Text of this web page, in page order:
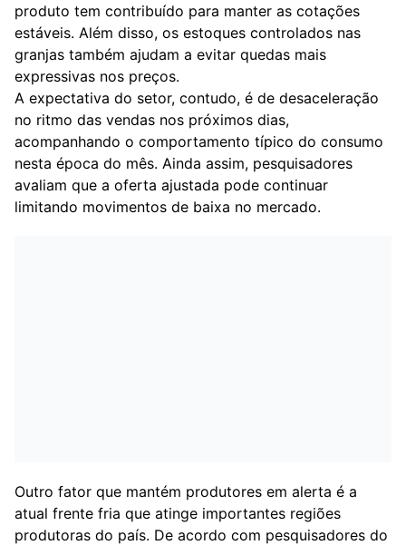
produto tem contribuído para manter as cotações
estáveis. Além disso, os estoques controlados nas
granjas também ajudam a evitar quedas mais
expressivas nos preços.
A expectativa do setor, contudo, é de desaceleração
no ritmo das vendas nos próximos dias,
acompanhando o comportamento típico do consumo
nesta época do mês. Ainda assim, pesquisadores
avaliam que a oferta ajustada pode continuar
limitando movimentos de baixa no mercado.
Outro fator que mantém produtores em alerta é a
atual frente fria que atinge importantes regiões
produtoras do país. De acordo com pesquisadores do